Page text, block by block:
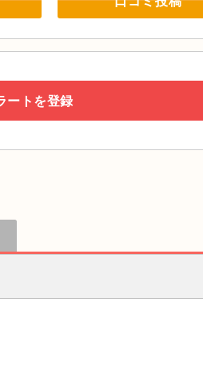
ートを登録